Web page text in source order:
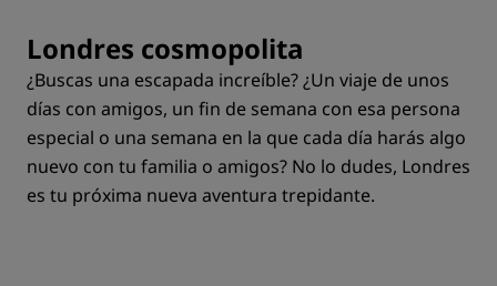
Londres cosmopolita
¿Buscas una escapada increíble? ¿Un viaje de unos
días con amigos, un fin de semana con esa persona
especial o una semana en la que cada día harás algo
nuevo con tu familia o amigos? No lo dudes, Londres
es tu próxima nueva aventura trepidante.